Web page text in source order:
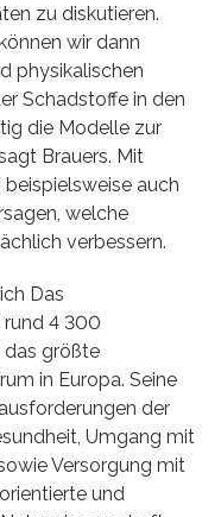
zu diskutieren.
wir dann
physikalischen
Schadstoffe in den
die Modelle zur
Brauers. Mit
auch
welche
verbessern.
Das
rund 4 300
das größte
in Europa. Seine
der
Umgang mit
Versorgung mit
und